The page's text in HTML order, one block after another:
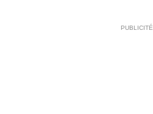
PUBLICITÉ